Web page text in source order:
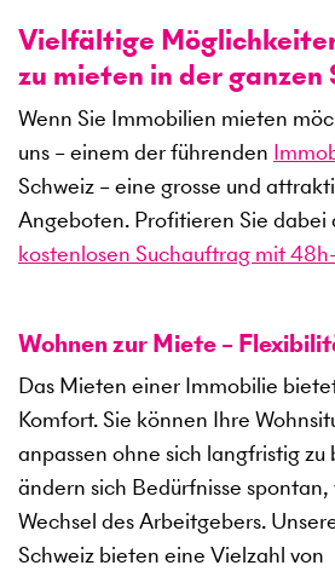
Vielfältige
zu mieten in der ganzen
Wenn Sie Immobilien mieten
uns – einem der führenden
Schweiz – eine grosse und
Angeboten. Profitieren Sie dabei
kostenlosen Suchauftrag mit
Wohnen zur Miete –
Das Mieten einer Immobilie
Komfort. Sie können Ihre
anpassen ohne sich langfristig
ändern sich Bedürfnisse
Wechsel des Arbeitgebers.
Schweiz bieten eine Vielzahl von